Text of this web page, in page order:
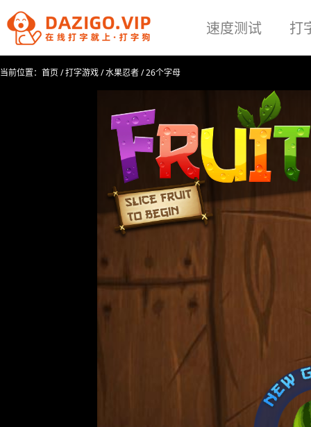
速度测试 打
当前位置： 首页/打字游戏/水果忍者/26个字母